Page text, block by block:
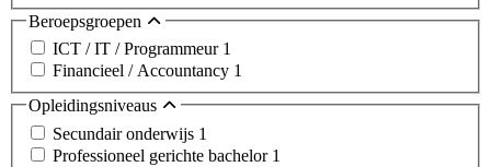
Beroepsgroepen
ICT / IT / Programmeur 1
Financieel / Accountancy 1
Opleidingsniveaus
Secundair onderwijs 1
Professioneel gerichte bachelor 1